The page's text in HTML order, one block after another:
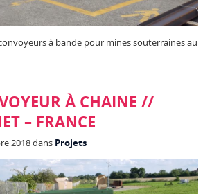
à bande pour mines souterraines au
À CHAINE //
– FRANCE
2018 dans Projets